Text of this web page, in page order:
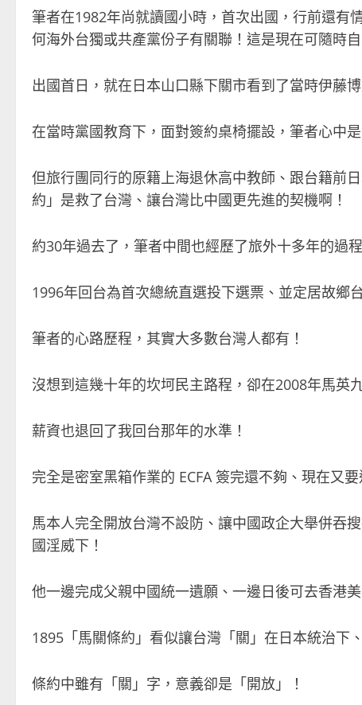
筆者在1982年尚就讀國小時，首次出國，行前還有
何海外台獨或共產黨份子有關聯！這是現在可隨時
出國首日，就在日本山口縣下關市看到了當時伊藤
在當時黨國教育下，面對簽約桌椅擺設，筆者心中是
但旅行團同行的原籍上海退休高中教師、跟台籍前
約」是救了台灣、讓台灣比中國更先進的契機啊！
約30年過去了，筆者中間也經歷了旅外十多年的過
1996年回台為首次總統直選投下選票、並定居故鄉
筆者的心路歷程，其實大多數台灣人都有！
沒想到這幾十年的坎坷民主路程，卻在2008年馬英
薪資也退回了我回台那年的水準！
完全是密室黑箱作業的 ECFA 簽完還不夠、現在又
馬本人完全開放台灣不設防、讓中國政企大舉併吞
國淫威下！
他一邊完成父親中國統一遺願、一邊日後可去香港美
1895 「馬關條約」看似讓台灣「關」在日本統治下
條約中雖有「關」字，意義卻是「開放」！